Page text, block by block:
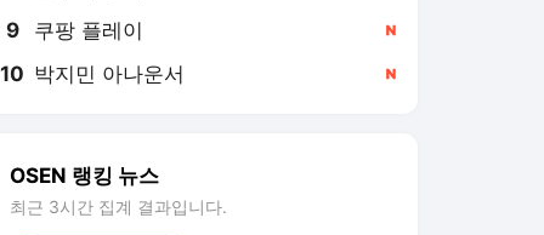
9 쿠팡 플레이
10 박지민 아나운서
OSEN 랭킹 뉴스
최근 3시간 집계 결과입니다.